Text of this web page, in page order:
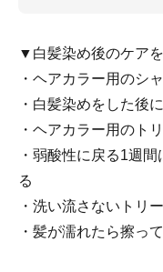
▼白髪染め後のケア
・ヘアカラー用のシ
・白髪染めをした後
・ヘアカラー用のト
・弱酸性に戻る1週
る
・洗い流さないトリ
・髪が濡れたら擦っ